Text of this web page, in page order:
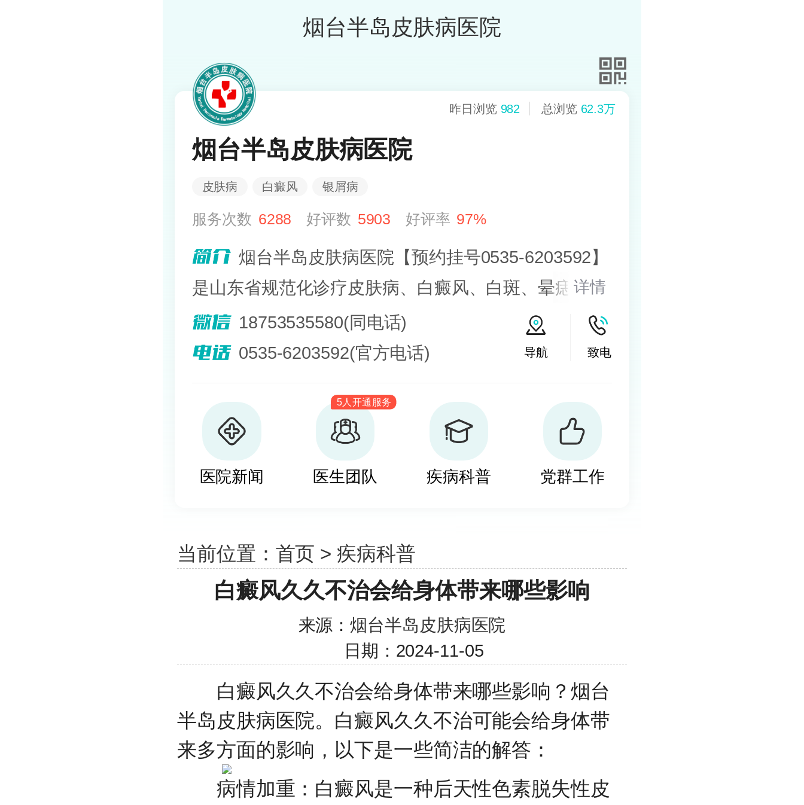
烟台半岛皮肤病医院
昨日浏览 982 总浏览 62.3万
烟台半岛皮肤病医院
皮肤病 白癜风 银屑病
服务次数 6288 好评数 5903 好评率 97%
烟台半岛皮肤病医院【预约挂号0535-6203592】
是山东省规范化诊疗皮肤病、白癜风、白斑、晕痣的医
院。熟悉皮肤病科常见病、多发病、疑难病的诊治，尤
其擅长光化学疗法、窄波紫外线、308准分子激光以及
及移植治疗白癜风，包括自体表皮移植、微小皮片移
植、自体培养黑素细胞移植等。
详情
18753535580(同电话)
0535-6203592(官方电话)
导航 致电
医院新闻
5人开通服务
医生团队 疾病科普 党群工作
当前位置： 首页 >疾病科普
白癜风久久不治会给身体带来哪些影响
来源：烟台半岛皮肤病医院
日期：2024-11-05
白癜风久久不治会给身体带来哪些影响？ 烟台
半岛皮肤病医院。白癜风久久不治可能会给身体带
来多方面的影响，以下是一些简洁的解答：
病情加重：白癜风是一种后天性色素脱失性皮